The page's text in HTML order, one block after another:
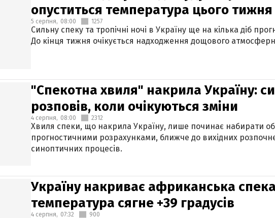
опуститься температура цього тижня
5 серпня, 08:00 1257
Сильну спеку та тропічні ночі в Україну ще на кілька діб
До кінця тижня очікується надходження дощового
"Спекотна хвиля" накрила Україну:
розповів, коли очікуються зміни
4 серпня, 08:00 2312
Хвиля спеки, що накрила Україну, лише починає набирати
прогностичними розрахунками, ближче до вихідних
синоптичних процесів.
Україну накриває африканська
температура сягне +39 градусів
4 серпня, 07:32 900